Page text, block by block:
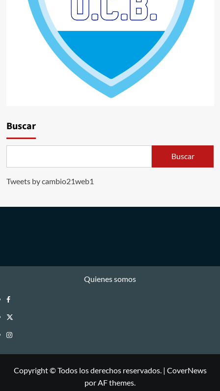
Buscar
Buscar
Tweets by cambio21web1
Quienes somos
Facebook
Twitter
Instagram
Copyright © Todos los derechos reservados. | CoverNews
por AF themes.